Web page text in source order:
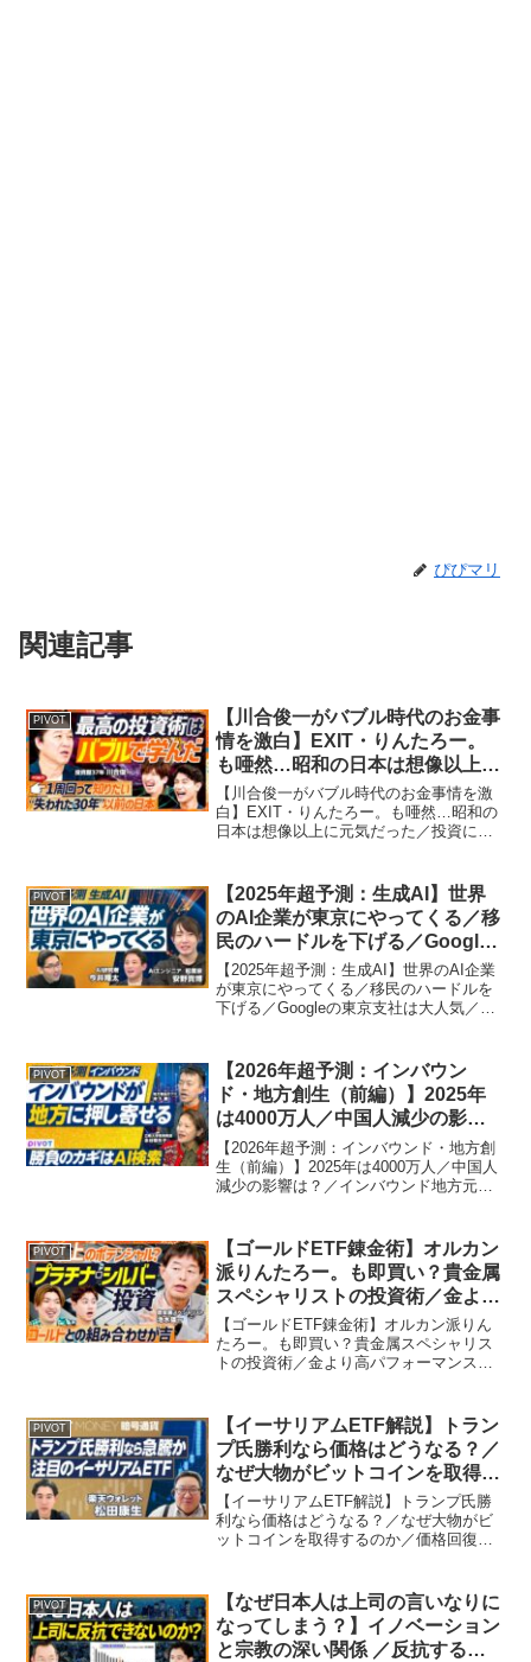
ぴぴマリ
関連記事
PIVOT
【川合俊一がバブル時代のお金事
情を激白】EXIT・りんたろー。
も唖然…昭和の日本は想像以上に
元気だった／投資に目覚めたきっ
かけは『写ルンです』／バブル時
はお金より楽しいが重要
【川合俊一がバブル時代のお金事情を激
白】EXIT・りんたろー。も唖然…昭和の
日本は想像以上に元気だった／投資に目
ビジネス映像メディア「PIVOT」の
YouTubeチ...
PIVOT
【2025年超予測：生成AI】世界
のAI企業が東京にやってくる／移
民のハードルを下げる／Google
の東京支社は大人気／東京から世
界的AIスタートアップが生まれる
／Soraの衝撃【PIVOT】
【2025年超予測：生成AI】世界のAI企業
が東京にやってくる／移民のハードルを
下げる／Googleの東京支社は大人気／東
メディア「PIVOT」のYouTub...
PIVOT
【2026年超予測：インバウン
ド・地方創生（前編）】2025年
は4000万人／中国人減少の影響
は？／インバウンド地方元年／ソ
ロ旅が人気／AI検索に強い宿が勝
つ／「わかりにくい」が価値／う
【2026年超予測：インバウンド・地方創
生（前編）】2025年は4000万人／中国人
減少の影響は？／インバウンド地方元年
海外客【PIVOT】ビジネス映像メディア
「PI...
PIVOT
【ゴールドETF錬金術】オルカン
派りんたろー。も即買い？貴金属
スペシャリストの投資術／金より
高パフォーマンス？プラチナ&シ
ルバーの破壊力／資産ポートフォ
リオの25%を貴金属にせよ
【ゴールドETF錬金術】オルカン派りん
たろー。も即買い？貴金属スペシャリス
トの投資術／金より高パフォーマンス？
【PIVOT】ビジネス映像メディア
「PIVOT」のYouTub...
PIVOT
【イーサリアムETF解説】トラン
プ氏勝利なら価格はどうなる？／
なぜ大物がビットコインを取得す
るのか／価格回復の理由／ポート
フォリオに入れるべきか／楽天ウ
ォレット・松田康生【PIVOT】
【イーサリアムETF解説】トランプ氏勝
利なら価格はどうなる？／なぜ大物がビ
ットコインを取得するのか／価格回復の
ジネス映像メディア「PIVOT」の
YouTubeチャン...
PIVOT
【なぜ日本人は上司の言いなりに
なってしまう？】イノベーション
と宗教の深い関係 ／反抗する国